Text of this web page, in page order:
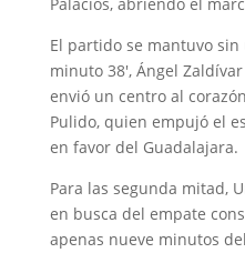
El partido se mantuvo
minuto 38′, Ángel
envió un centro al
Pulido, quien empujó el
en favor del Guadalajara.
Para las segunda mitad,
en busca del empate
apenas nueve minutos